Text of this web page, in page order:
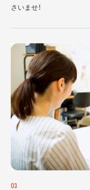
さいませ！
03